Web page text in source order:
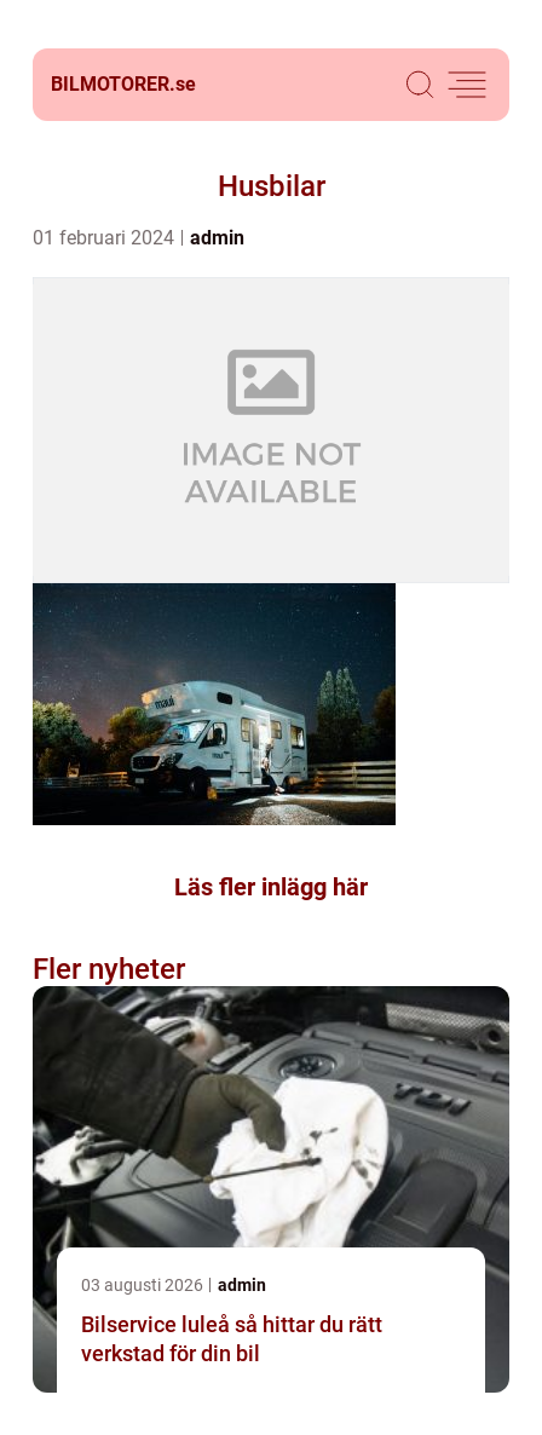
BILMOTORER.se
Husbilar
01 februari 2024 admin
Läs fler inlägg här
Fler nyheter
03 augusti 2026 admin
Bilservice luleå så hittar du rätt
verkstad för din bil